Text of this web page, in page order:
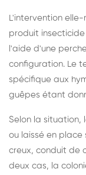
L'intervention
produit
l'aide d'une
configuration. Le
spécifique aux
guêpes étant
Selon la
ou laissé en place
creux, conduit de
deux cas, la